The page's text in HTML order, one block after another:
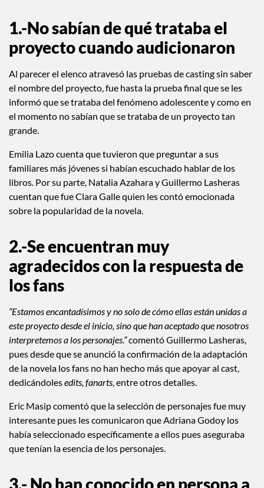
1.-No sabían de qué trataba el
proyecto cuando audicionaron
Al parecer el elenco atravesó las pruebas de casting sin saber
el nombre del proyecto, fue hasta la prueba final que se les
informó que se trataba del fenómeno adolescente y como en
el momento no sabían que se trataba de un proyecto tan
grande.
Emilia Lazo cuenta que tuvieron que preguntar a sus
familiares más jóvenes si habían escuchado hablar de los
libros. Por su parte, Natalia Azahara y Guillermo Lasheras
cuentan que fue Clara Galle quien les contó emocionada
sobre la popularidad de la novela.
2.-Se encuentran muy
agradecidos con la respuesta de
los fans
“Estamos encantadísimos y no solo de cómo ellas están unidas a
este proyecto desde el inicio, sino que han aceptado que nosotros
interpretemos a los personajes.”comentó Guillermo Lasheras,
pues desde que se anunció la confirmación de la adaptación
de la novela los fans no han hecho más que apoyar al cast,
dedicándolesedits, fanarts , entre otros detalles.
Eric Masip comentó que la selección de personajes fue muy
interesante pues les comunicaron que Adriana Godoy los
había seleccionado específicamente a ellos pues aseguraba
que tenían la esencia de los personajes.
3.- No han conocido en persona a